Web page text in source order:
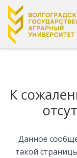
К
Данное
такой